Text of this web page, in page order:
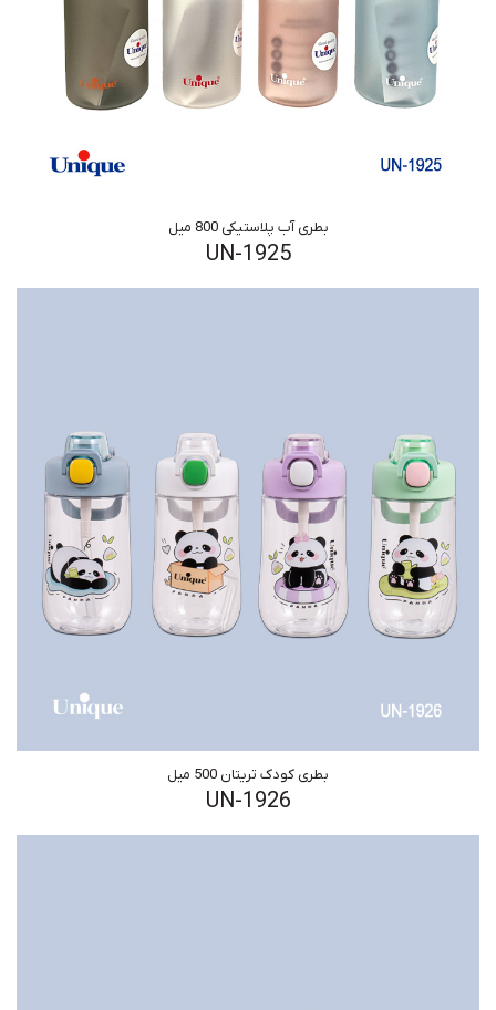
بطری آب پلاستیکی 800 میل
UN-1925
بطری کودک تریتان 500 میل
UN-1926